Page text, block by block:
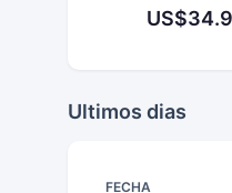
Ultimos dias
FECHA